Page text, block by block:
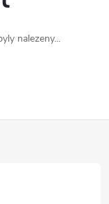
nalezeny...